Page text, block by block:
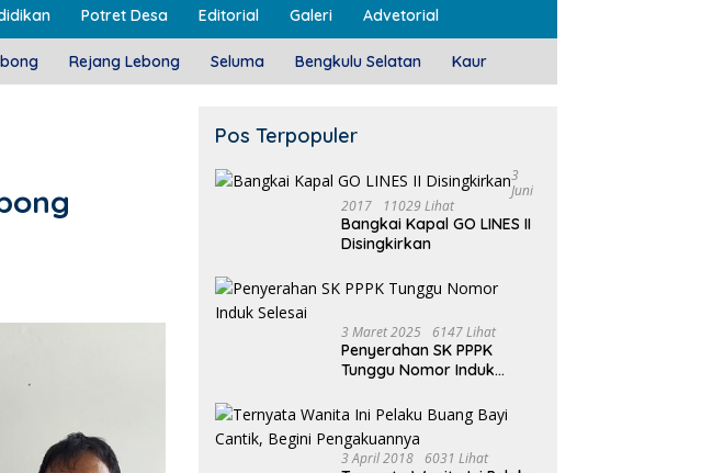
Potret Desa Editorial Galeri Advetorial
Rejang Lebong Seluma Bengkulu Selatan Kaur
Pos Terpopuler
3
Juni
2017
11029 Lihat
Bangkai Kapal GO LINES II
Disingkirkan
3 Maret 2025 6147 Lihat
Penyerahan SK PPPK
Tunggu Nomor Induk
3 April 2018 6031 Lihat